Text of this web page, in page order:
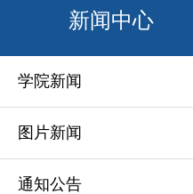
新闻中心
学院新闻
图片新闻
通知公告